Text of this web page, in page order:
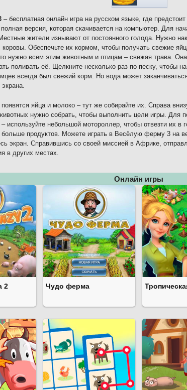
– бесплатная онлайн игра на русском языке, где
версия, которая скачивается на компьютер. Для
жители изнывают от постоянного голода. Нужно
коровы. Обеспечьте их кормом, чтобы получать свежие
нужно всем этим животным и птицам – свежая трава.
поливать её. Щелкните несколько раз по песку, чтобы
всегда был свежий корм. Но вода может
экрана.
яйца и молоко – тут же собирайте их. Справа
нужно собрать, чтобы выполнить цели игры. Для
используйте небольшой мотороллер, чтобы отвезти их в
продуктов. Можете играть в Весёлую ферму 3 на
экран. Справившись со своей миссией в Африке,
в других местах.
Онлайн игры
2 Чудо ферма